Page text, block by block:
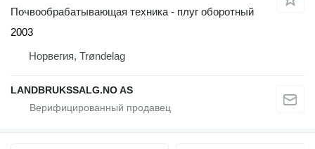
Почвообрабатывающая техника - плуг оборотный
2003
Норвегия, Trøndelag
LANDBRUKSSALG.NO AS